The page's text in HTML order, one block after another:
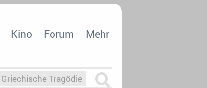
Kino Forum Mehr
Griechische Tragödie